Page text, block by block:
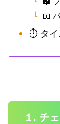
📖
⏱ タイ
１. チ